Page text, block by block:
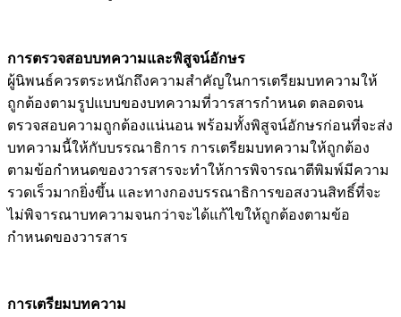
การตรวจสอบบทความและพิสูจน์อักษร
ผู้นิพนธ์ควรตระหนักถึงความสำคัญในการเตรียมบทความให้
ถูกต้องตามรูปแบบของบทความที่วารสารกำหนด ตลอดจน
ตรวจสอบความถูกต้องแน่นอน พร้อมทั้งพิสูจน์อักษรก่อนที่จะส่ง
บทความนี้ให้กับบรรณาธิการ การเตรียมบทความให้ถูกต้อง
ตามข้อกำหนดของวารสารจะทำให้การพิจารณาตีพิมพ์มีความ
รวดเร็วมากยิ่งขึ้น และทางกองบรรณาธิการขอสงวนสิทธิ์ที่จะ
ไม่พิจารณาบทความจนกว่าจะได้แก้ไขให้ถูกต้องตามข้อ
กำหนดของวารสาร
การเตรียมบทความ